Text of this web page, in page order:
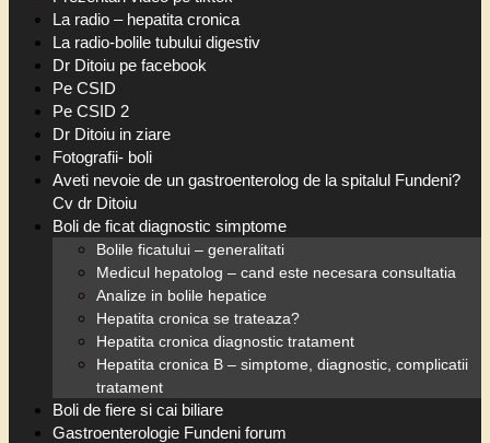
La radio – hepatita cronica
La radio-bolile tubului digestiv
Dr Ditoiu pe facebook
Pe CSID
Pe CSID 2
Dr Ditoiu in ziare
Fotografii- boli
Aveti nevoie de un gastroenterolog de la spitalul Fundeni?
Cv dr Ditoiu
Boli de ficat diagnostic simptome
Bolile ficatului – generalitati
Medicul hepatolog – cand este necesara consultatia
Analize in bolile hepatice
Hepatita cronica se trateaza?
Hepatita cronica diagnostic tratament
Hepatita cronica B – simptome, diagnostic, complicatii
tratament
Boli de fiere si cai biliare
Gastroenterologie Fundeni forum